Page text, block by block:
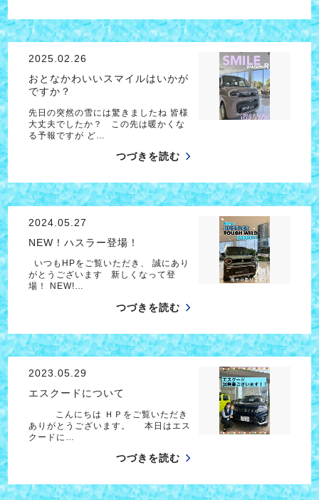
2025.02.26
おとなかわいいスマイルはいかが
ですか？
先日の突然の雪には驚きましたね 皆様
大丈夫でしたか？ この先は暖かくな
る予報ですが ど…
つづきを読む
2024.05.27
NEW！ハスラー登場！
いつもHPをご覧いただき、 誠にあり
がとうございます 新しくなって登
場！ NEW!…
つづきを読む
2023.05.29
エスクードについて
こんにちは ＨＰをご覧いただき
ありがとうございます。 本日はエス
クードに…
つづきを読む